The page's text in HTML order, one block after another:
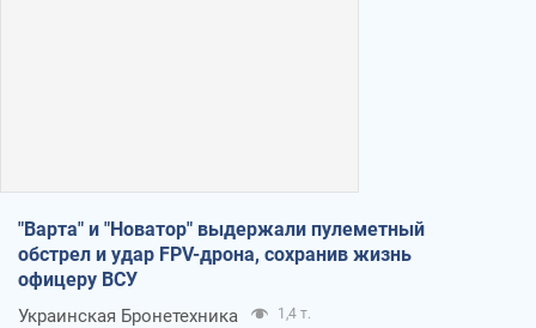
"Варта" и "Новатор" выдержали пулеметный
обстрел и удар FPV-дрона, сохранив жизнь
офицеру ВСУ
Украинская Бронетехника 1,4 т.